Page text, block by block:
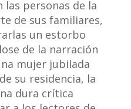
las personas de la
de sus familiares,
un estorbo
de la narración
mujer jubilada
su residencia, la
dura crítica